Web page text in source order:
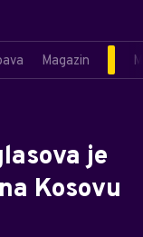
Magazin
je
Kosovu